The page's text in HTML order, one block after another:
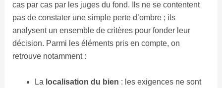
cas par cas par les juges du fond. Ils ne se contentent
pas de constater une simple perte d’ombre ; ils
analysent un ensemble de critères pour fonder leur
décision. Parmi les éléments pris en compte, on
retrouve notamment :
La localisation du bien : les exigences ne sont